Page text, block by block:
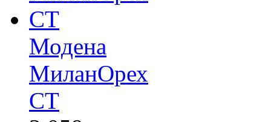
Модена
МиланОрех
СТ